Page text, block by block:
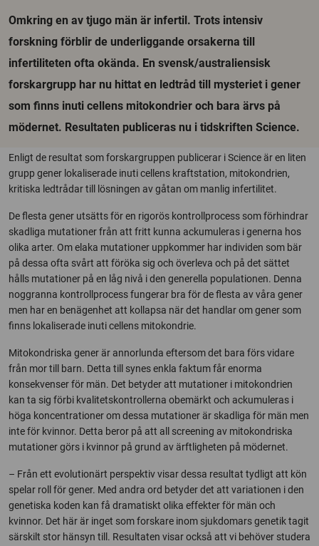
Omkring en av tjugo män är infertil. Trots intensiv
forskning förblir de underliggande orsakerna till
infertiliteten ofta okända. En svensk/australiensisk
forskargrupp har nu hittat en ledtråd till mysteriet i gener
som finns inuti cellens mitokondrier och bara ärvs på
mödernet. Resultaten publiceras nu i tidskriften Science.
Enligt de resultat som forskargruppen publicerar i Science är en liten
grupp gener lokaliserade inuti cellens kraftstation, mitokondrien,
kritiska ledtrådar till lösningen av gåtan om manlig infertilitet.
De flesta gener utsätts för en rigorös kontrollprocess som förhindrar
skadliga mutationer från att fritt kunna ackumuleras i generna hos
olika arter. Om elaka mutationer uppkommer har individen som bär
på dessa ofta svårt att föröka sig och överleva och på det sättet
hålls mutationer på en låg nivå i den generella populationen. Denna
noggranna kontrollprocess fungerar bra för de flesta av våra gener
men har en benägenhet att kollapsa när det handlar om gener som
finns lokaliserade inuti cellens mitokondrie.
Mitokondriska gener är annorlunda eftersom det bara förs vidare
från mor till barn. Detta till synes enkla faktum får enorma
konsekvenser för män. Det betyder att mutationer i mitokondrien
kan ta sig förbi kvalitetskontrollerna obemärkt och ackumuleras i
höga koncentrationer om dessa mutationer är skadliga för män men
inte för kvinnor. Detta beror på att all screening av mitokondriska
mutationer görs i kvinnor på grund av ärftligheten på mödernet.
– Från ett evolutionärt perspektiv visar dessa resultat tydligt att kön
spelar roll för gener. Med andra ord betyder det att variationen i den
genetiska koden kan få dramatiskt olika effekter för män och
kvinnor. Det här är inget som forskare inom sjukdomars genetik tagit
särskilt stor hänsyn till. Resultaten visar också att vi behöver studera